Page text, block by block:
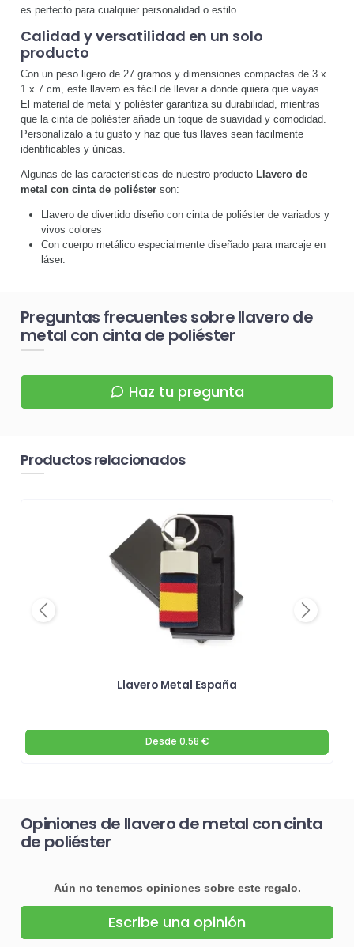
es perfecto para cualquier personalidad o estilo.
Calidad y versatilidad en un solo
producto
Con un peso ligero de 27 gramos y dimensiones compactas de 3 x
1 x 7 cm, este llavero es fácil de llevar a donde quiera que vayas.
El material de metal y poliéster garantiza su durabilidad, mientras
que la cinta de poliéster añade un toque de suavidad y comodidad.
Personalízalo a tu gusto y haz que tus llaves sean fácilmente
identificables y únicas.
Algunas de las caracteristicas de nuestro producto Llavero de
metal con cinta de poliéster son:
Llavero de divertido diseño con cinta de poliéster de variados y
vivos colores
Con cuerpo metálico especialmente diseñado para marcaje en
láser.
Preguntas frecuentes sobre llavero de
metal con cinta de poliéster
Haz tu pregunta
Productos relacionados
Llavero Metal España
Desde 0.58 €
Previous Next
Opiniones de llavero de metal con cinta
de poliéster
Aún no tenemos opiniones sobre este regalo.
Escribe una opinión